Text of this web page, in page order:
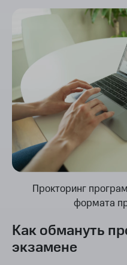
Прокторинг
формата
Как обмануть
экзамене